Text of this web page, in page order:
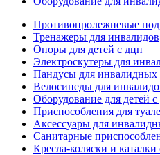
Противопролежневые
Тренажеры для инвалидов
Опоры для детей с дцп
Электроскутеры для
Пандусы для инвалидных
Велосипеды для
Оборудование для детей
Приспособления для
Аксессуары для
Санитарные
Кресла-коляски и